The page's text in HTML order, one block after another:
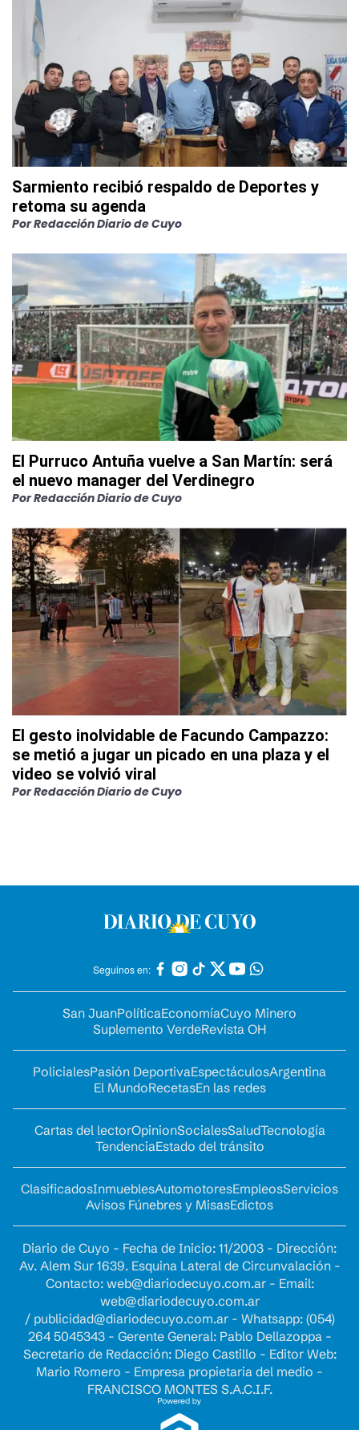
Sarmiento recibió respaldo de Deportes y
retoma su agenda
PorRedacción Diario de Cuyo
El Purruco Antuña vuelve a San Martín: será
el nuevo manager del Verdinegro
PorRedacción Diario de Cuyo
El gesto inolvidable de Facundo Campazzo:
se metió a jugar un picado en una plaza y el
video se volvió viral
PorRedacción Diario de Cuyo
Seguinos en:
San JuanPolíticaEconomíaCuyo Minero
Suplemento VerdeRevista OH
PolicialesPasión DeportivaEspectáculosArgentina
El MundoRecetasEn las redes
Cartas del lectorOpinionSocialesSaludTecnología
TendenciaEstado del tránsito
ClasificadosInmueblesAutomotoresEmpleosServicios
Avisos Fúnebres y MisasEdictos
Diario de Cuyo - Fecha de Inicio: 11/2003 - Dirección:
Av. Alem Sur 1639. Esquina Lateral de Circunvalación -
Contacto: web@diariodecuyo.com.ar- Email:
web@diariodecuyo.com.ar
/ publicidad@diariodecuyo.com.ar- Whatsapp: (054)
264 5045343 - Gerente General: Pablo Dellazoppa -
Secretario de Redacción: Diego Castillo - Editor Web:
Mario Romero - Empresa propietaria del medio -
FRANCISCO MONTES S.A.C.I.F.